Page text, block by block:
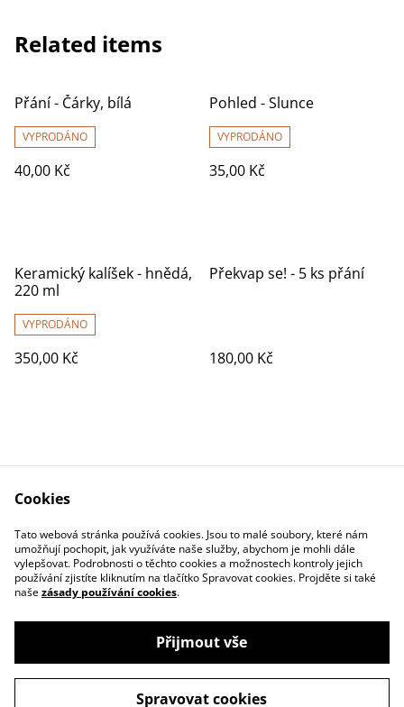
Related items
Přání - Čárky, bílá
VYPRODÁNO
40,00 Kč
Pohled - Slunce
VYPRODÁNO
35,00 Kč
Keramický kalíšek - hnědá,
220 ml
VYPRODÁNO
350,00 Kč
Překvap se! - 5 ks přání
180,00 Kč
Kontakty
Obchodní podmínky
Ochrana osob. údajů
©2026Studio Kraj
Cookies
Tato webová stránka používá cookies. Jsou to malé soubory, které nám
umožňují pochopit, jak využíváte naše služby, abychom je mohli dále
vylepšovat. Podrobnosti o těchto cookies a možnostech kontroly jejich
používání zjistíte kliknutím na tlačítko Spravovat cookies. Projděte si také
našezásady používání cookies.
Přijmout vše
Spravovat cookies